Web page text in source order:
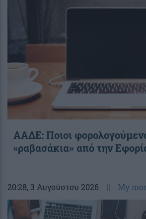
ΑΑΔΕ: Ποιοι
«ραβασάκια» από την
20:28, 3 Αυγούστου 2026 || My